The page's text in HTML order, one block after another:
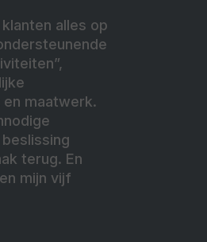
alles op
maatwerk.
terug. En
mijn vijf